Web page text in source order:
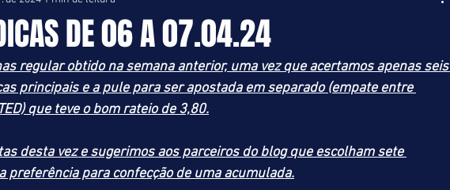
DE 06 A 07.04.24
regular obtido na semana anterior, uma vez que acertamos apenas seis
principais e a pule para ser apostada em separado (empate entre
que teve o bom rateio de 3,80.
desta vez e sugerimos aos parceiros do blog que escolham sete
preferência para confecção de uma acumulada.